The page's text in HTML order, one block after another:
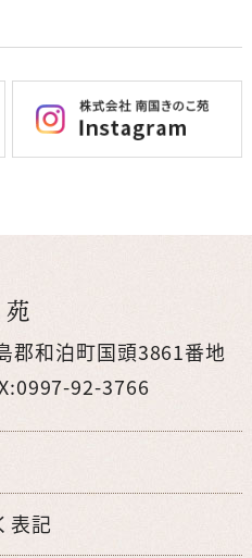
郡和泊町国頭3861番地
92-3766
表記